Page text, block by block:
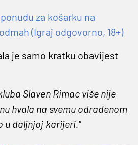
za košarku na
(Igraj odgovorno, 18+)
je samo kratku obavijest
Slaven Rimac više nije
hvala na svemu odrađenom
u daljnjoj karijeri."